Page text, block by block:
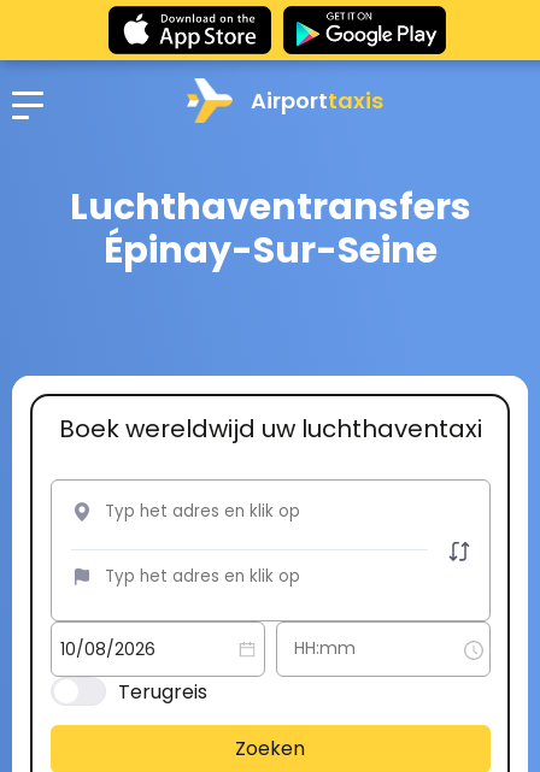
Airporttaxis
Luchthaventransfers
Épinay-Sur-Seine
Boek wereldwijd uw luchthaventaxi
Terugreis
Zoeken